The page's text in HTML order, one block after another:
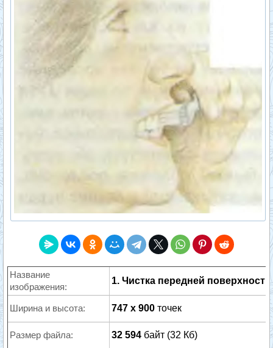
Название
изображения:
1. Чистка передней поверхности
Ширина и высота: 747 x 900 точек
Размер файла: 32 594 байт (32 Кб)